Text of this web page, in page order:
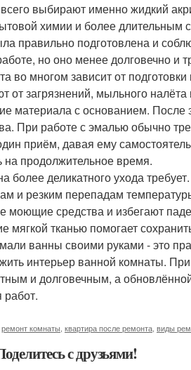
выбирают именно жидкий
химии и более
правильно подготовлена и
но оно менее долговечно и
во многом зависит от
от загрязнений, мыльного
материала с основанием.
При работе с эмалью обычно
приём, давая ему
на продолжительное время.
более деликатного ухода
и резким перепадам
моющие средства и избегают
мягкой тканью помогает
ванны своими руками - это
интерьер ванной комнаты.
и долговечным, а
ремонт комнаты квартира после ремонта виды
с друзьями!